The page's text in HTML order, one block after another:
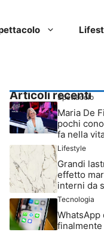
Articoli recenti
Spettacolo
Maria De
pochi
fa nella
Lifestyle
Grandi
effetto
interni da
Tecnologia
WhatsApp